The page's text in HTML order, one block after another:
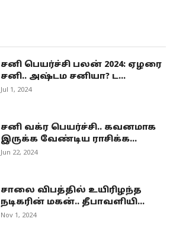
சனி பெயர்ச்சி பலன் 2024: ஏழரை
சனி.. அஷ்டம சனியா? ட...
Jul 1, 2024
சனி வக்ர பெயர்ச்சி.. கவனமாக
இருக்க வேண்டிய ராசிக்க...
Jun 22, 2024
சாலை விபத்தில் உயிரிழந்த
நடிகரின் மகன்.. தீபாவளியி...
Nov 1, 2024